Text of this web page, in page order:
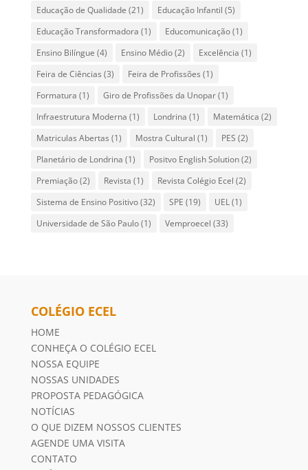
Educação de Qualidade (21) Educação Infantil (5)
Educação Transformadora (1) Educomunicação(1)
Ensino Bilíngue (4) Ensino Médio(2) Excelência (1)
Feira de Ciências (3) Feira de Profissões (1)
Formatura (1) Giro de Profissões da Unopar(1)
Infraestrutura Moderna (1) Londrina (1) Matemática (2)
Matriculas Abertas (1) Mostra Cultural (1) PES (2)
Planetário de Londrina (1) Positvo English Solution(2)
Premiação(2) Revista (1) Revista Colégio Ecel (2)
Sistema de Ensino Positivo(32) SPE (19) UEL(1)
Universidade de São Paulo(1) Vemproecel (33)
COLÉGIO ECEL
HOME
CONHEÇA O COLÉGIO ECEL
NOSSA EQUIPE
NOSSAS UNIDADES
PROPOSTA PEDAGÓGICA
NOTÍCIAS
O QUE DIZEM NOSSOS CLIENTES
AGENDE UMA VISITA
CONTATO